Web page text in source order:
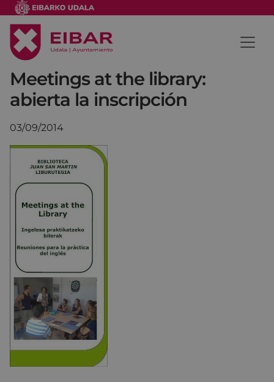
Meetings at the library:
abierta la inscripción
03/09/2014